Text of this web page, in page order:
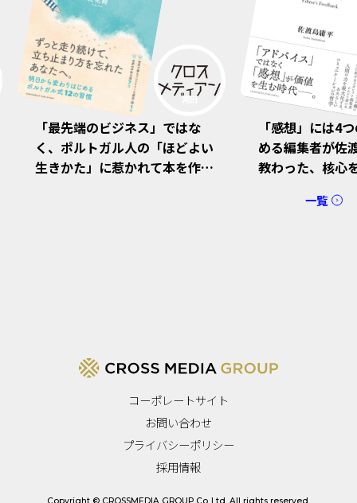
小山
「感想」には4つの型がある。悩
める編集者が佐渡島庸平さんに
教わった、核心を突くフィード
「普通じゃない
て」社長のこだ
っての新しい体
の表紙デザイ
一覧
コーポレートサイト
お問い合わせ
プライバシーポリシー
採用情報